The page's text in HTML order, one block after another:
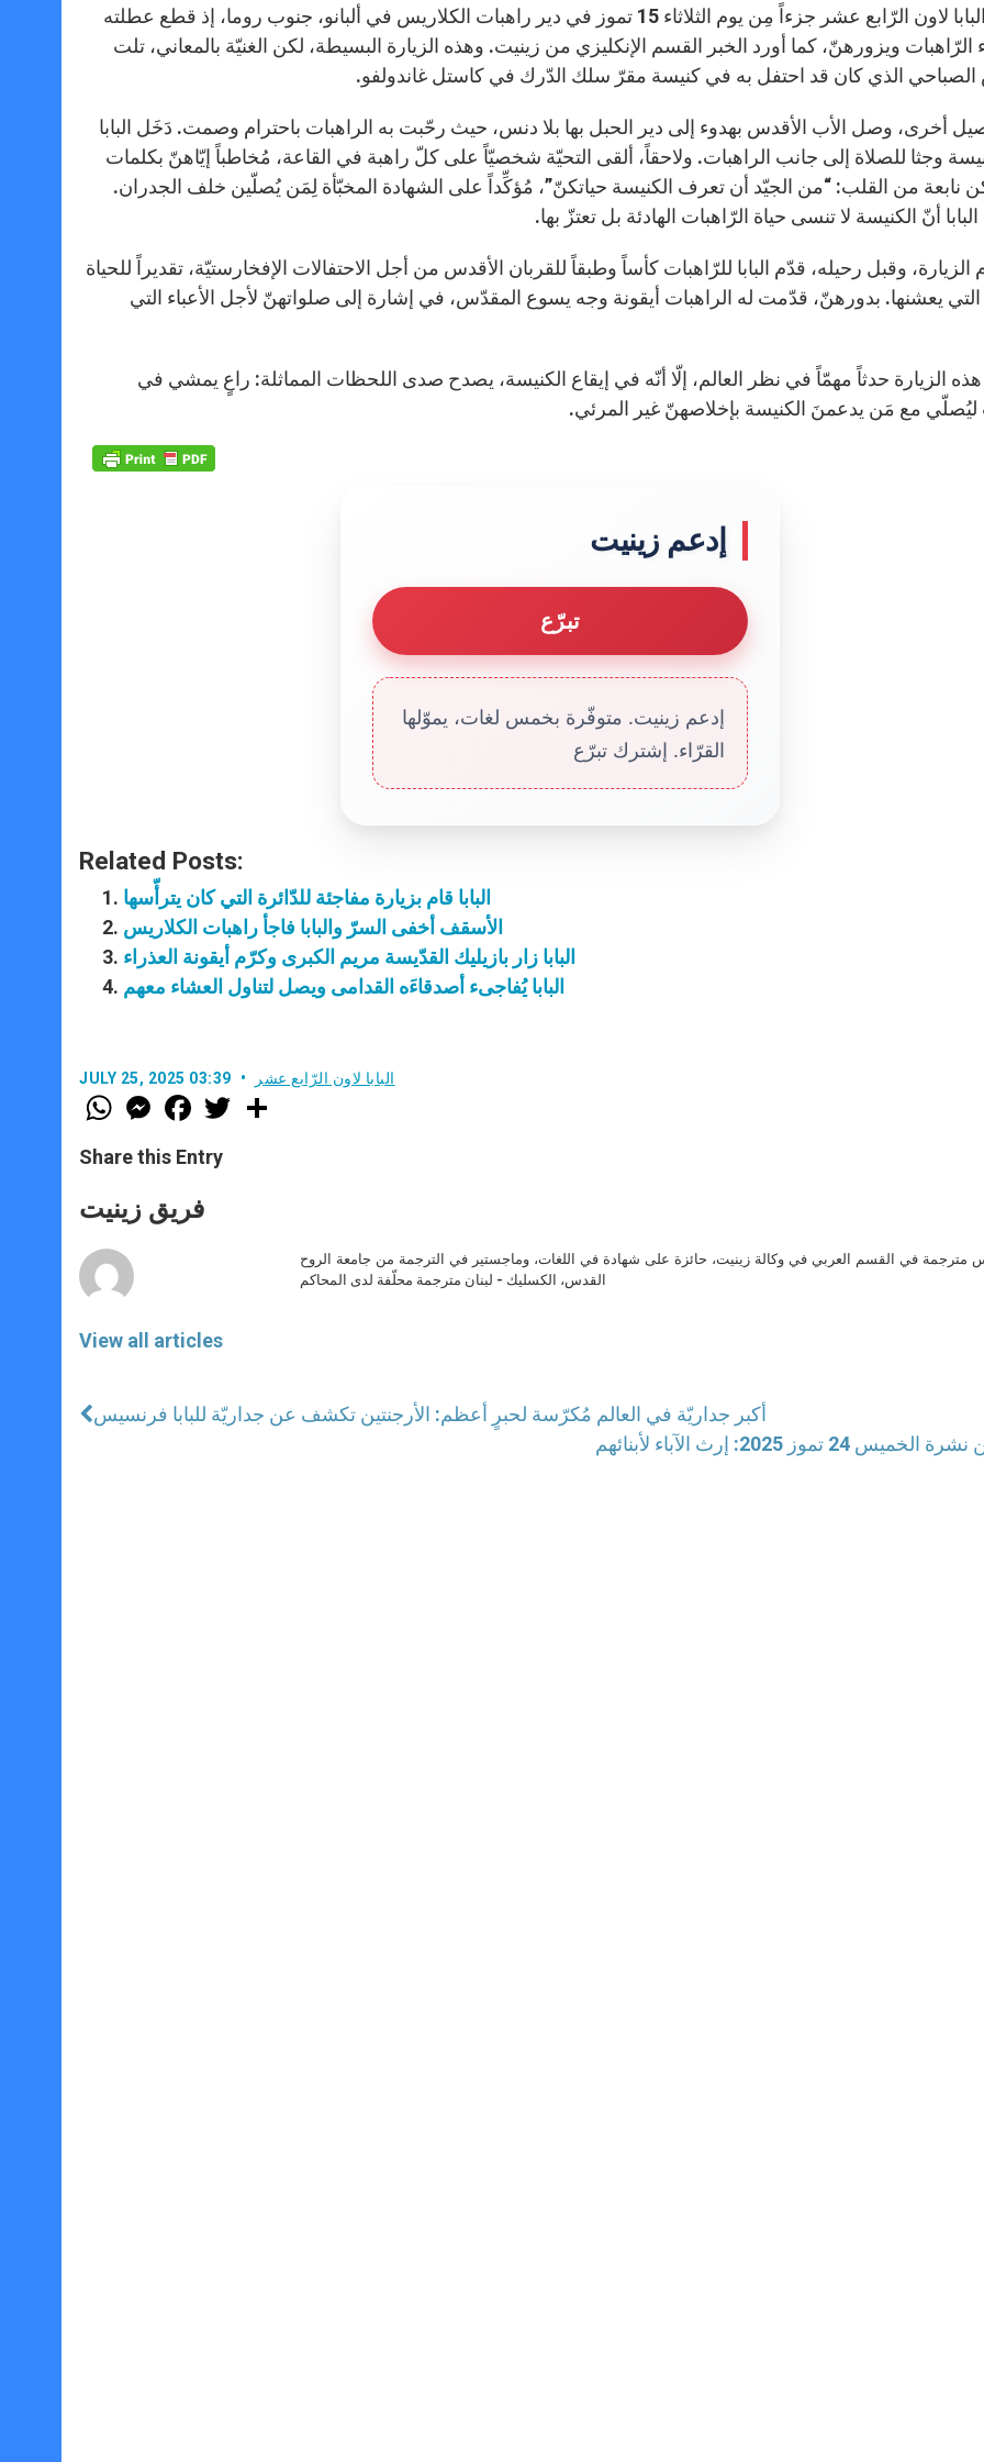
أمضى البابا لاون الرّابع عشر جزءاً مِن يوم الثلاثاء 15 تموز في دير راهبات الكلاريس في ألبانو، جنوب روما، إذ قطع عطلته
الرّاهبات ويزورهنّ، كما أورد الخبر القسم الإنكليزي من زينيت. وهذه الزيارة البسيطة، لكن الغنيّة بالمعاني، تلت
الصباحي الذي كان قد احتفل به في كنيسة مقرّ سلك الدّرك في كاستل غاندولفو.
أخرى، وصل الأب الأقدس بهدوء إلى دير الحبل بها بلا دنس، حيث رحّبت به الراهبات باحترام وصمت. دَخَل البابا
وجثا للصلاة إلى جانب الراهبات. ولاحقاً، ألقى التحيّة شخصيّاً على كلّ راهبة في القاعة، مُخاطباً إيّاهنّ بكلمات
نابعة من القلب: “من الجيّد أن تعرف الكنيسة حياتكنّ”، مُؤكِّداً على الشهادة المخبّأة لِمَن يُصلّين خلف الجدران.
أنّ الكنيسة لا تنسى حياة الرّاهبات الهادئة بل تعتزّ بها.
وقبل رحيله، قدّم البابا للرّاهبات كأساً وطبقاً للقربان الأقدس من أجل الاحتفالات الإفخارستيّة، تقديراً للحياة
التي يعشنها. بدورهنّ، قدّمت له الراهبات أيقونة وجه يسوع المقدّس، في إشارة إلى صلواتهنّ لأجل الأعباء التي
الزيارة حدثاً مهمّاً في نظر العالم، إلّا أنّه في إيقاع الكنيسة، يصدح صدى اللحظات المماثلة: راعٍ يمشي في
مع مَن يدعمنَ الكنيسة بإخلاصهنّ غير المرئي.
إدعم زينيت
تبرّع
إدعم زينيت. متوفّرة بخمس لغات، يموّلها
القرّاء. إشترك تبرّع
Related Posts:
البابا قام بزيارة مفاجئة للدّائرة التي كان يترأّسها
الأسقف أخفى السرّ والبابا فاجأ راهبات الكلاريس
البابا زار بازيليك القدّيسة مريم الكبرى وكرّم أيقونة العذراء
البابا يُفاجىء أصدقاءَه القدامى ويصل لتناول العشاء معهم
JULY 25, 2025 03:39 البابا لاون الرّابع عشر
W
h
t
s
p
p
M
e
s
e
g
e
F
a
e
b
o
k
w
Share this Entry
فريق زينيت
View all articles
في القسم العربي في وكالة زينيت، حائزة على شهادة في اللغات، وماجستير في الترجمة من جامعة الروح
القدس، الكسليك - لبنان مترجمة محلّفة لدى المحاكم
أكبر جداريّة في العالم مُكرّسة لحبرٍ أعظم: الأرجنتين تكشف عن جداريّة للبابا فرنسيس
24 تموز 2025: إرث الآباء لأبنائهم